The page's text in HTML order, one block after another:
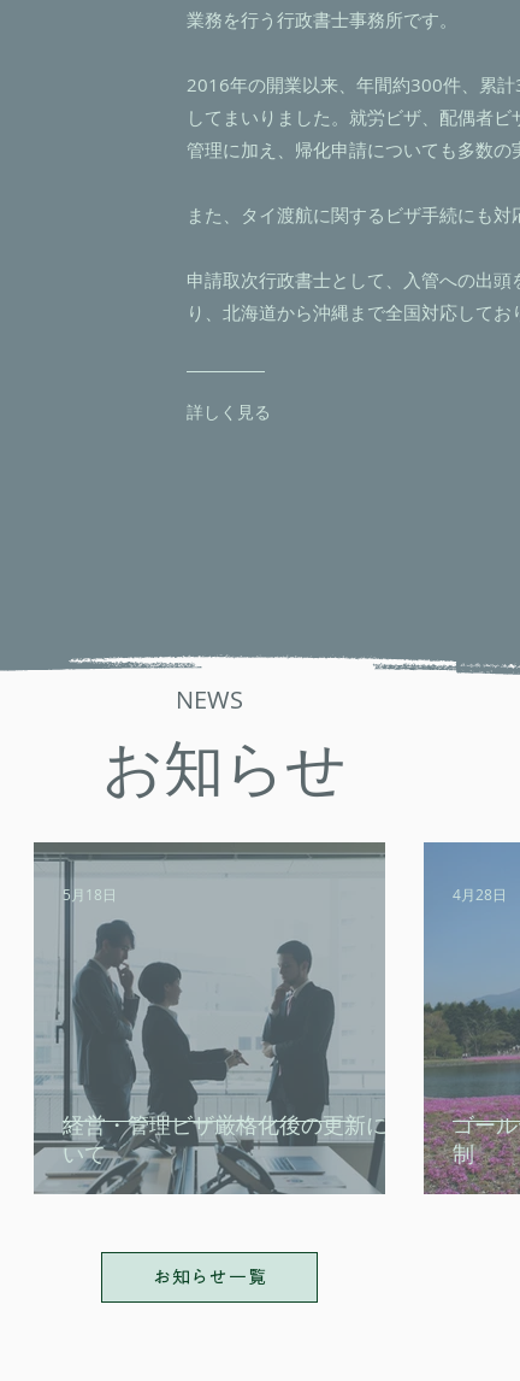
業務を行う行政書士事務所です。
2016年の開業以来、年間約300件、累
してまいりました。就労ビザ、配偶者
管理に加え、帰化申請についても多数の
また、タイ渡航に関するビザ手続にも対
申請取次行政書士として、入管への出
り、北海道から沖縄まで全国対応してお
詳しく見る
NEWS
お知らせ
経営・管理ビザ厳格化後の更新につ
いて
5月18日
ゴー
制
4月28日
お知らせ一覧